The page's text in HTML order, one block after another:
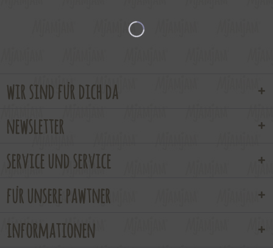
wir sind für dich da
newsletter
service und service
für unsere pawtner
informationen